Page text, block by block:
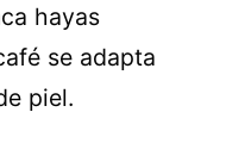
hayas
se adapta
piel.